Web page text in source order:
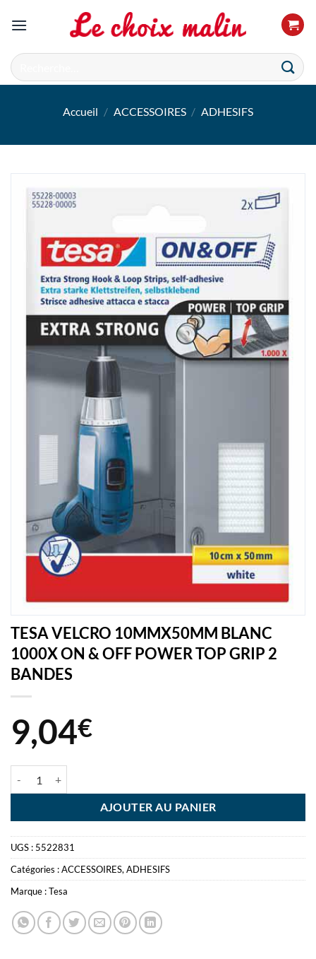
Recherche
pour :
Accueil / ACCESSOIRES / ADHESIFS
TESA VELCRO 10MMX50MM BLANC
1000X ON & OFF POWER TOP GRIP 2
BANDES
9,04€
AJOUTER AU PANIER
UGS : 5522831
Catégories :ACCESSOIRES, ADHESIFS
Marque :Tesa